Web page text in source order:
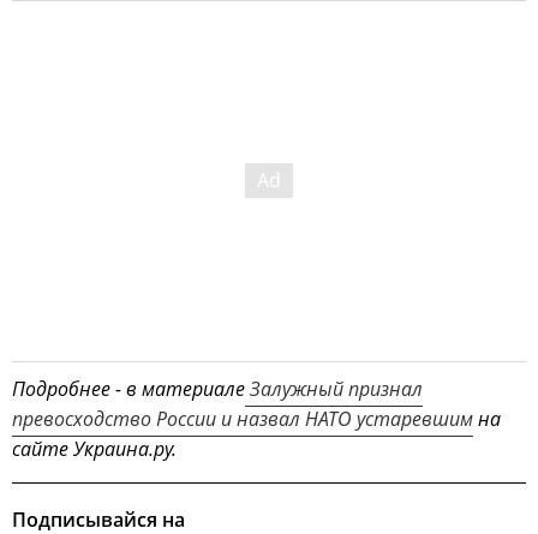
Подробнее - в материалеЗалужный признал
превосходство России и назвал НАТО устаревшимна
сайте Украина.ру.
Подписывайся на